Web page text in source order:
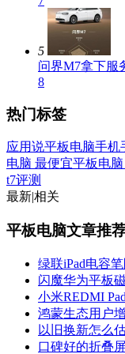
5
问界M7拿下服
8
热门标签
应用说平板电脑手机
电脑 最便宜平板电脑
t7评测
最新相关
平板电脑文章推
绿联iPad电容
闪魔华为平板
小米REDMI
鸿蒙生态用户
以旧换新怎么
口碑好的折叠